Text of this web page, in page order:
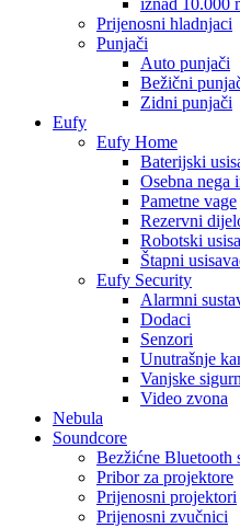
iznad 10.000
Prijenosni hladnjaci
Punjači
Auto punjači
Bežični
Zidni punjači
Eufy
Eufy Home
Baterijski
Osebna nega
Pametne vage
Rezervni
Robotski
Štapni
Eufy Security
Alarmni
Dodaci
Senzori
Unutrašnje
Vanjske
Video zvona
Nebula
Soundcore
Bezžićne Bluetooth
Pribor za projektore
Prijenosni projektori
Prijenosni zvučnici